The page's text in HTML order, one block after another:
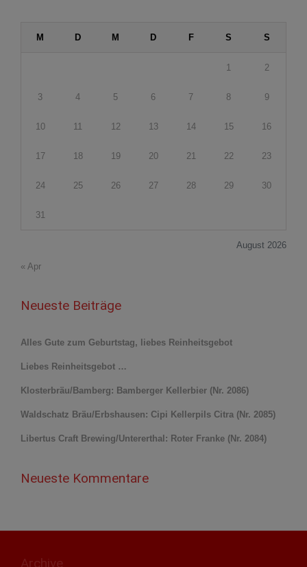
August 2026
M D M D F S S
1 2
3 4 5 6 7 8 9
10 11 12 13 14 15 16
17 18 19 20 21 22 23
24 25 26 27 28 29 30
31
« Apr
Neueste Beiträge
Alles Gute zum Geburtstag, liebes Reinheitsgebot
Liebes Reinheitsgebot …
Klosterbräu/Bamberg: Bamberger Kellerbier (Nr. 2086)
Waldschatz Bräu/Erbshausen: Cipi Kellerpils Citra (Nr. 2085)
Libertus Craft Brewing/Untererthal: Roter Franke (Nr. 2084)
Neueste Kommentare
Archive